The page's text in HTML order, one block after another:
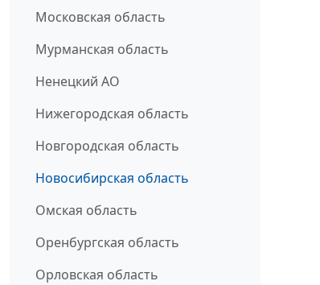
Московская область
Мурманская область
Ненецкий АО
Нижегородская область
Новгородская область
Новосибирская область
Омская область
Оренбургская область
Орловская область